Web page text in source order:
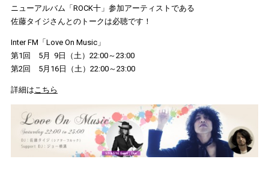
ニューアルバム「ROCK十」参加アーティストである
佐藤タイジさんとのトークは必聴です！
Inter FM「Love On Music」
第1回 5月 9日（土）22:00～23:00
第2回 5月16日（土）22:00～23:00
詳細はこちら